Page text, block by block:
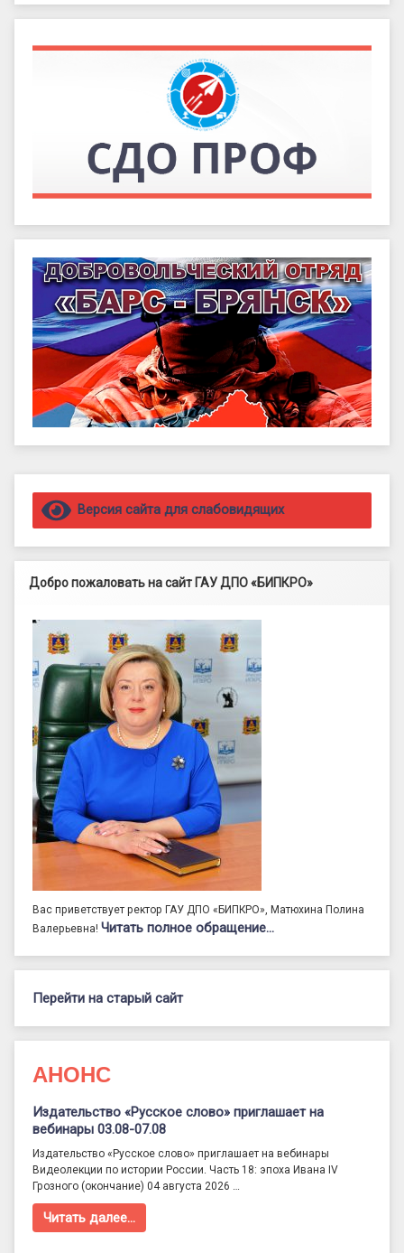
Правый сайдбар
Версия сайта для слабовидящих
Добро пожаловать на сайт ГАУ ДПО «БИПКРО»
Вас приветствует ректор ГАУ ДПО «БИПКРО», Матюхина Полина
Валерьевна! Читать полное обращение…
Перейти на старый сайт
АНОНС
Издательство «Русское слово» приглашает на
вебинары 03.08-07.08
Издательство «Русское слово» приглашает на вебинары
Видеолекции по истории России. Часть 18: эпоха Ивана IV
Грозного (окончание) 04 августа 2026 …
Читать далее…